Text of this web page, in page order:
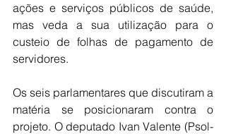
ações e serviços públicos de saúde,
mas veda a sua utilização para o
custeio de folhas de pagamento de
servidores.
Os seis parlamentares que discutiram a
matéria se posicionaram contra o
projeto. O deputado Ivan Valente (Psol-